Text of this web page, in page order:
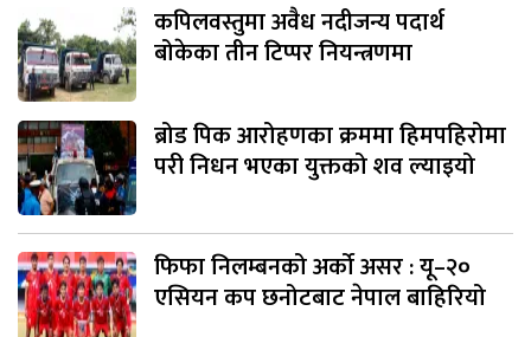
कपिलवस्तुमा अवैध नदीजन्य पदार्थ
बोकेका तीन टिप्पर नियन्त्रणमा
ब्रोड पिक आरोहणका क्रममा हिमपहिरोमा
परी निधन भएका युक्तको शव ल्याइयो
फिफा निलम्बनको अर्को असर : यू–२०
एसियन कप छनोटबाट नेपाल बाहिरियो